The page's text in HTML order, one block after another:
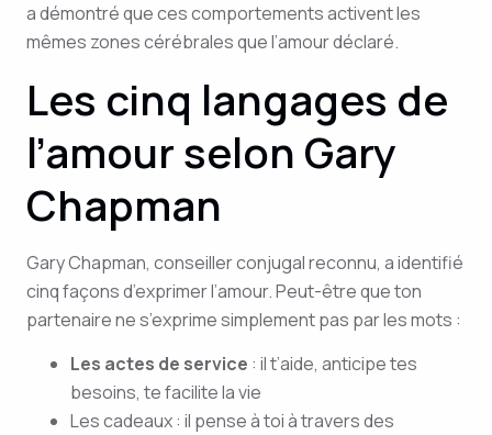
a démontré que ces comportements activent les
mêmes zones cérébrales que l’amour déclaré.
Les cinq langages de
l’amour selon Gary
Chapman
Gary Chapman, conseiller conjugal reconnu, a identifié
cinq façons d’exprimer l’amour. Peut-être que ton
partenaire ne s’exprime simplement pas par les mots :
Les actes de service : il t’aide, anticipe tes
besoins, te facilite la vie
Les cadeaux : il pense à toi à travers des